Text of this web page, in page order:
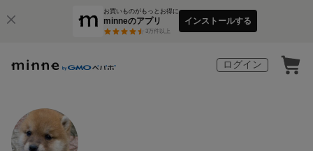
お買いものがもっとお得に
minneのアプリ
3万件以上
インストールする
ログイン